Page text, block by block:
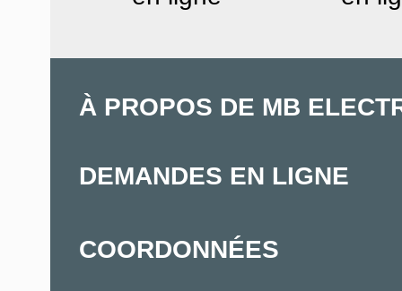
À PROPOS DE MB
DEMANDES EN LIGNE
COORDONNÉES